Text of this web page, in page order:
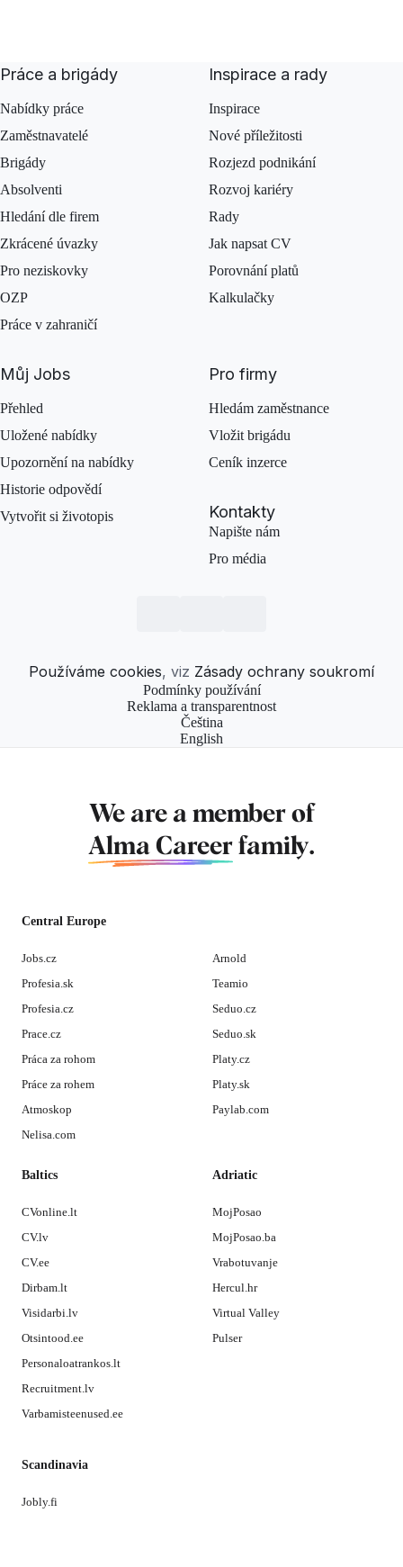
Práce a brigády
Nabídky práce
Zaměstnavatelé
Brigády
Absolventi
Hledání dle firem
Zkrácené úvazky
Pro neziskovky
OZP
Práce v zahraničí
Inspirace a rady
Inspirace
Nové příležitosti
Rozjezd podnikání
Rozvoj kariéry
Rady
Jak napsat CV
Porovnání platů
Kalkulačky
Můj Jobs
Přehled
Uložené nabídky
Upozornění na nabídky
Historie odpovědí
Vytvořit si životopis
Pro firmy
Hledám zaměstnance
Vložit brigádu
Ceník inzerce
Kontakty
Napište nám
Pro média
Používáme cookies, viz Zásady ochrany soukromí
Podmínky používání
Reklama a transparentnost
Čeština
English
We are a member of
Alma Career family.
Central Europe
Jobs.cz
Profesia.sk
Profesia.cz
Prace.cz
Práca za rohom
Práce za rohem
Atmoskop
Nelisa.com
Arnold
Teamio
Seduo.cz
Seduo.sk
Platy.cz
Platy.sk
Paylab.com
Baltics
CVonline.lt
CV.lv
CV.ee
Dirbam.lt
Visidarbi.lv
Otsintood.ee
Personaloatrankos.lt
Recruitment.lv
Varbamisteenused.ee
Adriatic
MojPosao
MojPosao.ba
Vrabotuvanje
Hercul.hr
Virtual Valley
Pulser
Scandinavia
Jobly.fi